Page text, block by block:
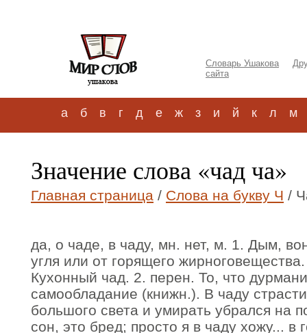
Словарь Ушакова
сайта
а б в г д е ж з и й к л м
Значение слова «чад ча»
Главная страница / Слова на букву Ч /
да, о чаде, в чаду, мн. нет, м. 1. Дым,
угля или от горящего
Кухонный чад. 2. перен. То, что
самообладание (книжн.). В чаду
большого света и умирать убрался на
сон, это бред; просто я в чаду хожу... в